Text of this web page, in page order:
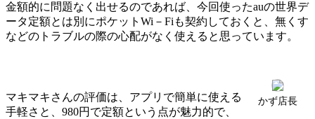
金額的に問題なく出せるのであれば、今回使ったauの世界デ
ータ定額とは別にポケットWi－Fiも契約しておくと、無くす
などのトラブルの際の心配がなく使えると思っています。
マキマキさんの評価は、アプリで簡単に使える
手軽さと、980円で定額という点が魅力的で、
かず店長